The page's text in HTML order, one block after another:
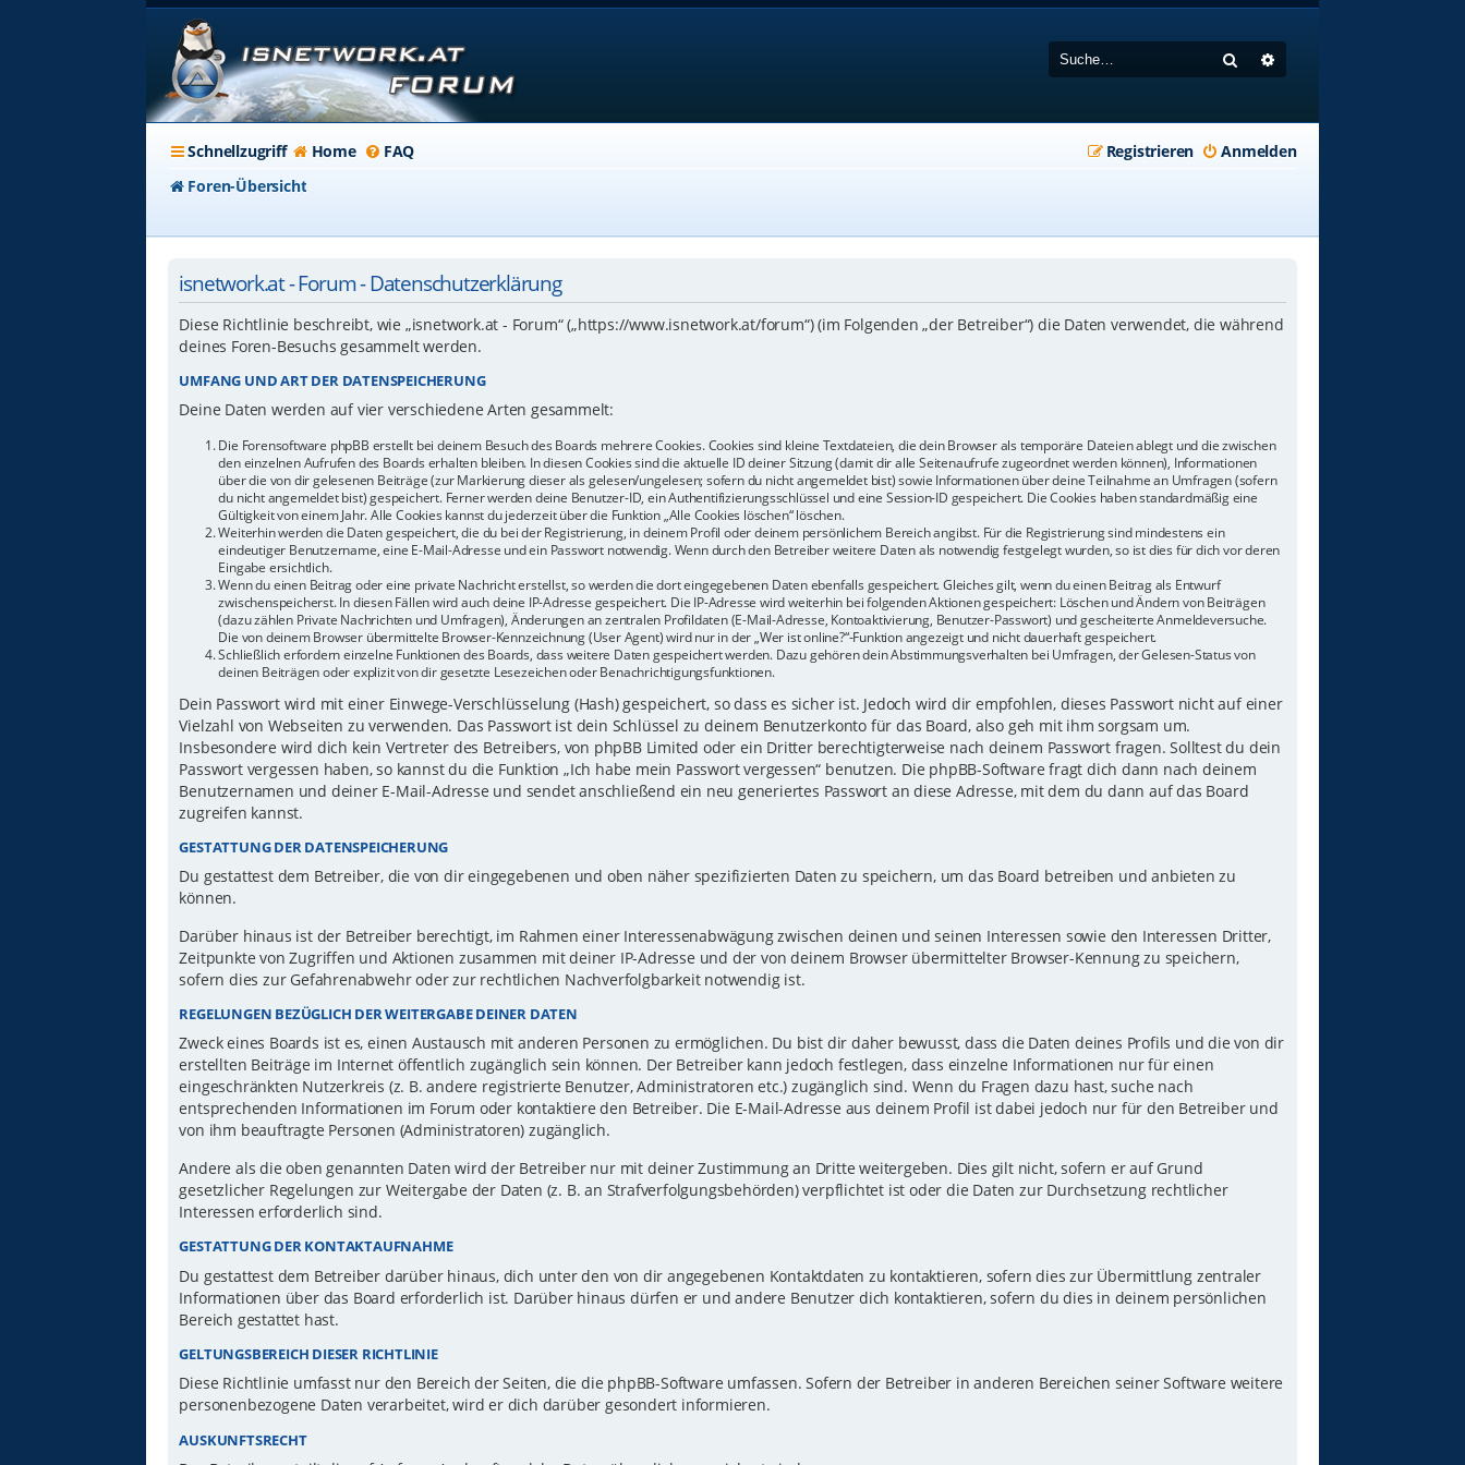
Suche
Schnellzugriff Home FAQ Anmelden
Registrieren
Foren-Übersicht
isnetwork.at - Forum - Datenschutzerklärung
Diese Richtlinie beschreibt, wie „isnetwork.at - Forum“ („https://www.isnetwork.at/forum“) (im Folgenden „der Betreiber“) die Daten verwendet, die während
deines Foren-Besuchs gesammelt werden.
UMFANG UND ART DER DATENSPEICHERUNG
Deine Daten werden auf vier verschiedene Arten gesammelt:
Die Forensoftware phpBB erstellt bei deinem Besuch des Boards mehrere Cookies. Cookies sind kleine Textdateien, die dein Browser als temporäre Dateien ablegt und die zwischen
den einzelnen Aufrufen des Boards erhalten bleiben. In diesen Cookies sind die aktuelle ID deiner Sitzung (damit dir alle Seitenaufrufe zugeordnet werden können), Informationen
über die von dir gelesenen Beiträge (zur Markierung dieser als gelesen/ungelesen; sofern du nicht angemeldet bist) sowie Informationen über deine Teilnahme an Umfragen (sofern
du nicht angemeldet bist) gespeichert. Ferner werden deine Benutzer-ID, ein Authentifizierungsschlüssel und eine Session-ID gespeichert. Die Cookies haben standardmäßig eine
Gültigkeit von einem Jahr. Alle Cookies kannst du jederzeit über die Funktion „Alle Cookies löschen“ löschen.
Weiterhin werden die Daten gespeichert, die du bei der Registrierung, in deinem Profil oder deinem persönlichem Bereich angibst. Für die Registrierung sind mindestens ein
eindeutiger Benutzername, eine E-Mail-Adresse und ein Passwort notwendig. Wenn durch den Betreiber weitere Daten als notwendig festgelegt wurden, so ist dies für dich vor deren
Eingabe ersichtlich.
Wenn du einen Beitrag oder eine private Nachricht erstellst, so werden die dort eingegebenen Daten ebenfalls gespeichert. Gleiches gilt, wenn du einen Beitrag als Entwurf
zwischenspeicherst. In diesen Fällen wird auch deine IP-Adresse gespeichert. Die IP-Adresse wird weiterhin bei folgenden Aktionen gespeichert: Löschen und Ändern von Beiträgen
(dazu zählen Private Nachrichten und Umfragen), Änderungen an zentralen Profildaten (E-Mail-Adresse, Kontoaktivierung, Benutzer-Passwort) und gescheiterte Anmeldeversuche.
Die von deinem Browser übermittelte Browser-Kennzeichnung (User Agent) wird nur in der „Wer ist online?“-Funktion angezeigt und nicht dauerhaft gespeichert.
Schließlich erfordern einzelne Funktionen des Boards, dass weitere Daten gespeichert werden. Dazu gehören dein Abstimmungsverhalten bei Umfragen, der Gelesen-Status von
deinen Beiträgen oder explizit von dir gesetzte Lesezeichen oder Benachrichtigungsfunktionen.
Dein Passwort wird mit einer Einwege-Verschlüsselung (Hash) gespeichert, so dass es sicher ist. Jedoch wird dir empfohlen, dieses Passwort nicht auf einer
Vielzahl von Webseiten zu verwenden. Das Passwort ist dein Schlüssel zu deinem Benutzerkonto für das Board, also geh mit ihm sorgsam um.
Insbesondere wird dich kein Vertreter des Betreibers, von phpBB Limited oder ein Dritter berechtigterweise nach deinem Passwort fragen. Solltest du dein
Passwort vergessen haben, so kannst du die Funktion „Ich habe mein Passwort vergessen“ benutzen. Die phpBB-Software fragt dich dann nach deinem
Benutzernamen und deiner E-Mail-Adresse und sendet anschließend ein neu generiertes Passwort an diese Adresse, mit dem du dann auf das Board
zugreifen kannst.
GESTATTUNG DER DATENSPEICHERUNG
Du gestattest dem Betreiber, die von dir eingegebenen und oben näher spezifizierten Daten zu speichern, um das Board betreiben und anbieten zu
können.
Darüber hinaus ist der Betreiber berechtigt, im Rahmen einer Interessenabwägung zwischen deinen und seinen Interessen sowie den Interessen Dritter,
Zeitpunkte von Zugriffen und Aktionen zusammen mit deiner IP-Adresse und der von deinem Browser übermittelter Browser-Kennung zu speichern,
sofern dies zur Gefahrenabwehr oder zur rechtlichen Nachverfolgbarkeit notwendig ist.
REGELUNGEN BEZÜGLICH DER WEITERGABE DEINER DATEN
Zweck eines Boards ist es, einen Austausch mit anderen Personen zu ermöglichen. Du bist dir daher bewusst, dass die Daten deines Profils und die von dir
erstellten Beiträge im Internet öffentlich zugänglich sein können. Der Betreiber kann jedoch festlegen, dass einzelne Informationen nur für einen
eingeschränkten Nutzerkreis (z. B. andere registrierte Benutzer, Administratoren etc.) zugänglich sind. Wenn du Fragen dazu hast, suche nach
entsprechenden Informationen im Forum oder kontaktiere den Betreiber. Die E-Mail-Adresse aus deinem Profil ist dabei jedoch nur für den Betreiber und
von ihm beauftragte Personen (Administratoren) zugänglich.
Andere als die oben genannten Daten wird der Betreiber nur mit deiner Zustimmung an Dritte weitergeben. Dies gilt nicht, sofern er auf Grund
gesetzlicher Regelungen zur Weitergabe der Daten (z. B. an Strafverfolgungsbehörden) verpflichtet ist oder die Daten zur Durchsetzung rechtlicher
Interessen erforderlich sind.
GESTATTUNG DER KONTAKTAUFNAHME
Du gestattest dem Betreiber darüber hinaus, dich unter den von dir angegebenen Kontaktdaten zu kontaktieren, sofern dies zur Übermittlung zentraler
Informationen über das Board erforderlich ist. Darüber hinaus dürfen er und andere Benutzer dich kontaktieren, sofern du dies in deinem persönlichen
Bereich gestattet hast.
GELTUNGSBEREICH DIESER RICHTLINIE
Diese Richtlinie umfasst nur den Bereich der Seiten, die die phpBB-Software umfassen. Sofern der Betreiber in anderen Bereichen seiner Software weitere
personenbezogene Daten verarbeitet, wird er dich darüber gesondert informieren.
AUSKUNFTSRECHT